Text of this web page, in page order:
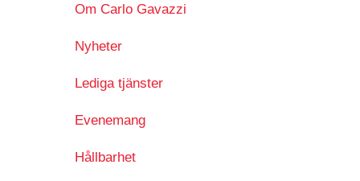
Om Carlo Gavazzi
Nyheter
Lediga tjänster
Evenemang
Hållbarhet